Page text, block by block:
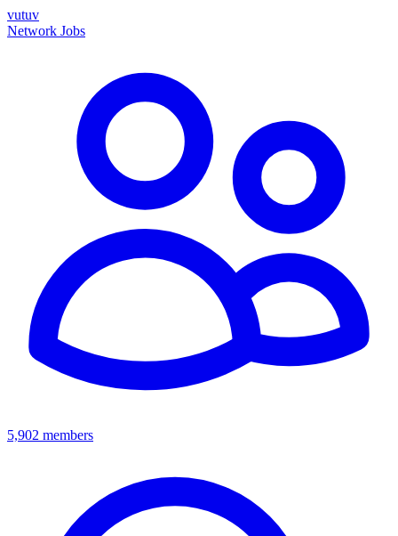
vutuv
Network Jobs
5,902 members